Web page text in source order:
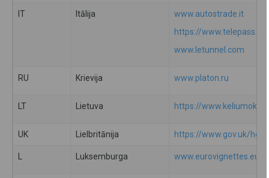
IT Itālija
www.autostrade.it
https://
www.letunnel.com
RU Krievija www.platon.ru
LT Lietuva https://
UK Lielbritānija https://www.gov.uk/hgv-
L Luksemburga www.eurovignettes.eu